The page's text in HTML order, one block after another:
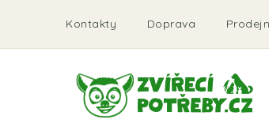
obsah
Kontakty Doprava